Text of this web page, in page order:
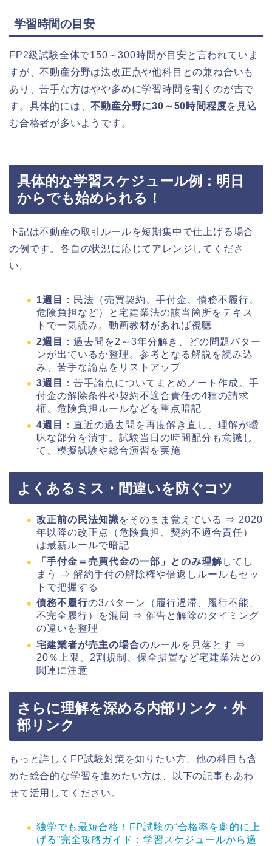
学習時間の目安
FP2級試験全体で150～300時間が目安と言われていま
すが、不動産分野は法改正点や他科目との兼ね合いも
あり、苦手な方はやや多めに学習時間を割くのが吉で
す。具体的には、不動産分野に30～50時間程度を見込
む合格者が多いようです。
具体的な学習スケジュール例：明日
からでも始められる！
下記は不動産の取引ルールを短期集中で仕上げる場合
の例です。各自の状況に応じてアレンジしてくださ
い。
1週目
：民法（売買契約、手付金、債務不履行、
危険負担など）と宅建業法の該当箇所をテキス
トで一気読み。動画教材があれば視聴
2週目
：過去問を2～3年分解き、どの問題パター
ンが出ているか整理。参考となる解説を読み込
み、苦手な論点をリストアップ
3週目
：苦手論点についてまとめノート作成。手
付金の解除条件や契約不適合責任の4種の請求
権、危険負担ルールなどを重点暗記
4週目
：直近の過去問を再度解き直し、理解が曖
昧な部分を潰す。試験当日の時間配分も意識し
て、模擬試験や総合演習を実施
よくあるミス・間違いを防ぐコツ
改正前の民法知識をそのまま覚えている ⇒ 2020
年以降の改正点（危険負担、契約不適合責任）
は最新ルールで暗記
「手付金＝売買代金の一部」とのみ理解してし
まう ⇒ 解約手付の解除権や倍返しルールもセッ
トで把握する
債務不履行の3パターン（履行遅滞、履行不能、
不完全履行）を混同 ⇒ 催告と解除のタイミング
の違いを整理
宅建業者が売主の場合のルールを見落とす ⇒
20％上限、2割規制、保全措置など宅建業法との
関連に注意
さらに理解を深める内部リンク・外
部リンク
もっと詳しくFP試験対策を知りたい方、他の科目も含
めた総合的な学習を進めたい方は、以下の記事もあわ
せて活用してください。
独学でも最短合格！FP試験の“合格率を劇的に上
げる”完全攻略ガイド：学習スケジュールから過